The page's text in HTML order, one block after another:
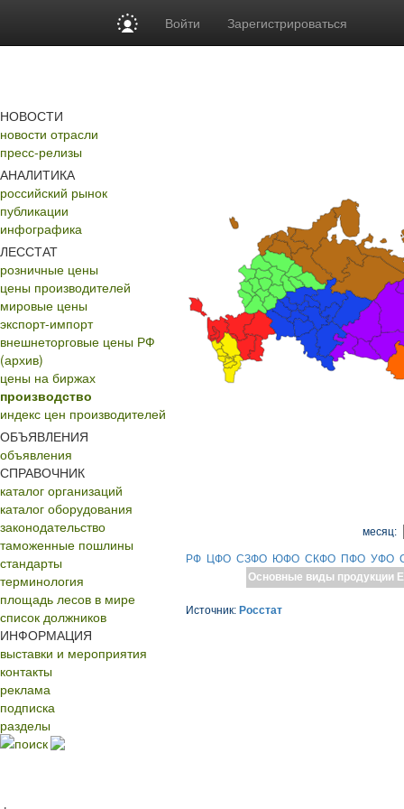
Войти Зарегистрироваться
НОВОСТИ
новости отрасли
пресс-релизы
АНАЛИТИКА
российский рынок
публикации
инфографика
ЛЕССТАТ
розничные цены
цены производителей
мировые цены
экспорт-импорт
внешнеторговые цены РФ
(архив)
цены на биржах
производство
индекс цен производителей
ОБЪЯВЛЕНИЯ
объявления
СПРАВОЧНИК
каталог организаций
каталог оборудования
законодательство
таможенные пошлины
стандарты
терминология
площадь лесов в мире
список должников
ИНФОРМАЦИЯ
выставки и мероприятия
контакты
реклама
подписка
разделы
поиск
месяц:
РФ ЦФО СЗФО ЮФО СКФО ПФО УФО
Основные виды продукции
Источник: Росстат